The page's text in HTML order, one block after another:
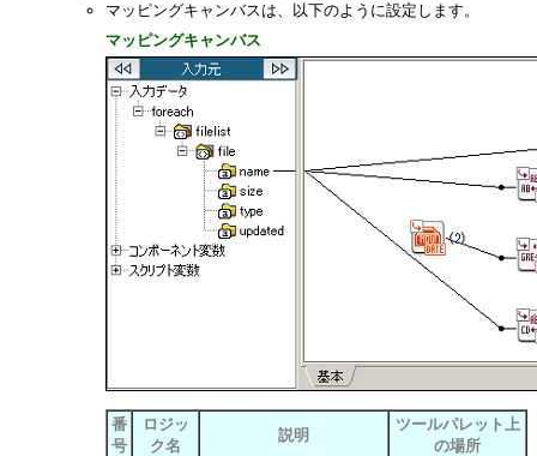
マッピングキャンバスは、以下のように設定します。
マッピングキャンバス
番
号
ロジッ
ク名
説明
ツールパレット上
の場所